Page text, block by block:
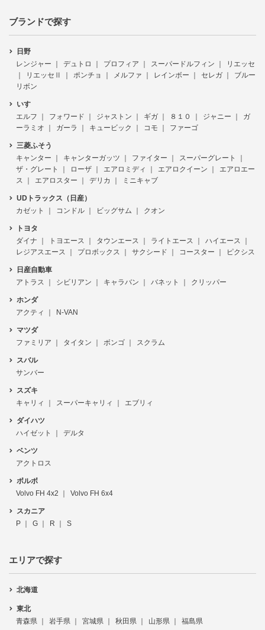
ブランドで探す
日野
レンジャー
デュトロ プロフィア スーパードルフィン
リエッセ
リエッセⅡ
ポンチョ メルファ レインボー セレガ
ブルー
リボン
いすゞ
エルフ
フォワード ジャストン ギガ ８１０ ジャニー
ガ
ーラミオ
ガーラ キュービック コモ ファーゴ
三菱ふそう
キャンター
キャンターガッツ ファイター
スーパーグレート
ザ・グレート
ローザ エアロミディ エアロクイーン
エアロエー
ス
エアロスター デリカ ミニキャブ
UDトラックス（日産）
カゼット
コンドル ビッグサム クオン
トヨタ
ダイナ
トヨエース タウンエース ライトエース
ハイエース
レジアスエース
プロボックス サクシード コースター ピクシス
日産自動車
アトラス
シビリアン キャラバン バネット クリッパー
ホンダ
アクティ
N-VAN
マツダ
ファミリア
タイタン ボンゴ スクラム
スバル
サンバー
スズキ
キャリィ
スーパーキャリィ エブリィ
ダイハツ
ハイゼット
デルタ
ベンツ
アクトロス
ボルボ
Volvo FH 4x2
Volvo FH 6x4
スカニア
P
G R S
エリアで探す
北海道
東北
青森県
岩手県 宮城県 秋田県 山形県 福島県